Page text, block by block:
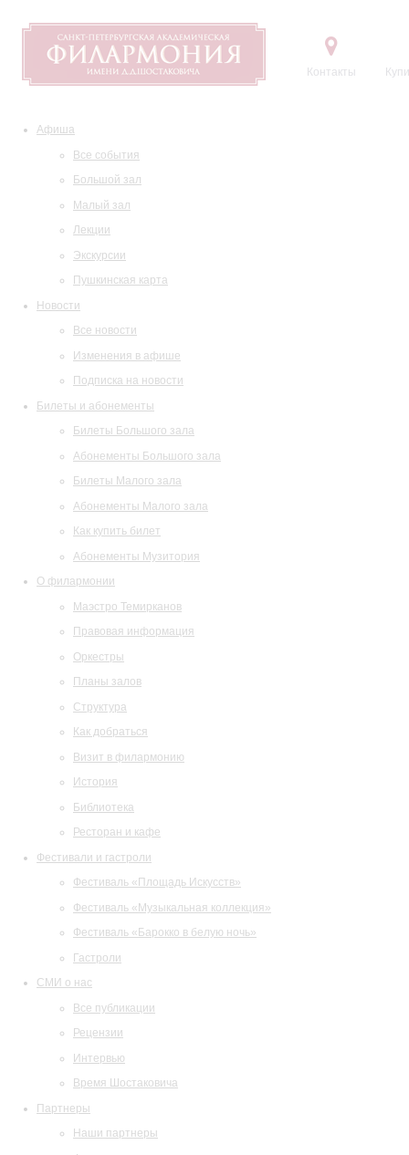
Контакты
Афиша
Все события
Большой зал
Малый зал
Лекции
Экскурсии
Пушкинская карта
Новости
Все новости
Изменения в афише
Подписка на новости
Билеты и абонементы
Билеты Большого зала
Абонементы Большого зала
Билеты Малого зала
Абонементы Малого зала
Как купить билет
Абонементы Музитория
О филармонии
Маэстро Темирканов
Правовая информация
Оркестры
Планы залов
Структура
Как добраться
Визит в филармонию
История
Библиотека
Ресторан и кафе
Фестивали и гастроли
Фестиваль «Площадь Искусств»
Фестиваль «Музыкальная коллекция»
Фестиваль «Барокко в белую ночь»
Гастроли
СМИ о нас
Все публикации
Рецензии
Интервью
Время Шостаковича
Партнеры
Наши партнеры